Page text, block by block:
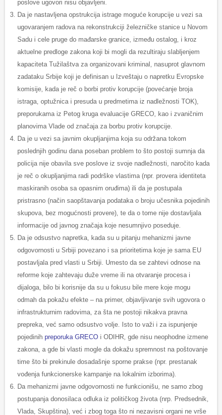
poslove ugovori nisu objavljeni.
Da je nastavljena opstrukcija istrage moguće korupcije u vezi sa
ugovaranjem radova na rekonstrukciji železničke stanice u Novom
Sadu i cele pruge do mađarske granice, između ostalog, i kroz
aktuelne predloge zakona koji bi mogli da rezultiraju slabljenjem
kapaciteta Tužilaštva za organizovani kriminal, nasuprot glavnom
zadataku Srbije koji je definisan u Izveštaju o napretku Evropske
komisije, kada je reč o borbi protiv korupcije (povećanje broja
istraga, optužnica i presuda u predmetima iz nadležnosti TOK),
preporukama iz Petog kruga evaluacije GRECO, kao i zvaničnim
planovima Vlade od značaja za borbu protiv korupcije.
Da je u vezi sa javnim okupljanjima koja su održana tokom
poslednjih godinu dana poseban problem to što postoji sumnja da
policija nije obavila sve poslove iz svoje nadležnosti, naročito kada
je reč o okupljanjima radi podrške vlastima (npr. provera identiteta
maskiranih osoba sa opasnim oruđima) ili da je postupala
pristrasno (način saopštavanja podataka o broju učesnika pojedinih
skupova, bez mogućnosti provere), te da o tome nije dostavljala
informacije od javnog značaja koje nesumnjivo poseduje.
Da je odsustvo napretka, kada su u pitanju mehanizmi javne
odgovornosti u Srbiji povezano i sa prioritetima koje je sama EU
postavljala pred vlasti u Srbiji. Umesto da se zahtevi odnose na
reforme koje zahtevaju duže vreme ili na otvaranje procesa i
dijaloga, bilo bi korisnije da su u fokusu bile mere koje mogu
odmah da pokažu efekte – na primer, objavljivanje svih ugovora o
infrastrukturnim radovima, za šta ne postoji nikakva pravna
prepreka, već samo odsustvo volje. Isto to važi i za ispunjenje
pojedinih preporuka GRECO i ODIHR, gde nisu neophodne izmene
zakona, a gde bi vlasti mogle da dokažu spremnost na poštovanje
time što bi prekinule dosadašnje sporne prakse (npr. prestanak
vođenja funkcionerske kampanje na lokalnim izborima).
Da mehanizmi javne odgovornosti ne funkcionišu, ne samo zbog
postupanja donosilaca odluka iz političkog života (nrp. Predsednik,
Vlada, Skupština), već i zbog toga što ni nezavisni organi ne vrše